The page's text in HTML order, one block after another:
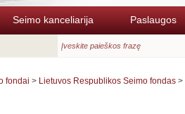
Seimo kanceliarija Paslaugos
fondai > Lietuvos Respublikos Seimo fondas >